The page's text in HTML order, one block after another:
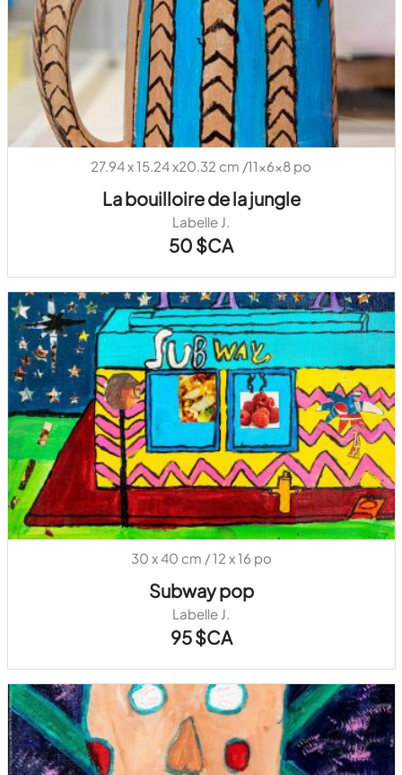
27.94 x 15.24 x20.32 cm /11x6x8 po
La bouilloire de la jungle
Labelle J.
50 $CA
30 x 40 cm / 12 x 16 po
Subway pop
Labelle J.
95 $CA